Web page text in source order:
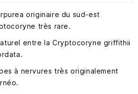
originaire du sud-est
très rare.
entre la Cryptocoryne griffithii
à nervures très originalement